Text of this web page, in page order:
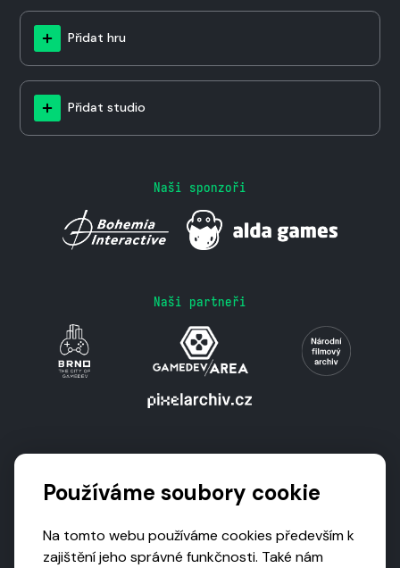
Přidat hru
Přidat studio
Naši sponzoři
Naši partneři
Používáme soubory cookie
Na tomto webu používáme cookies především k
zajištění jeho správné funkčnosti. Také nám